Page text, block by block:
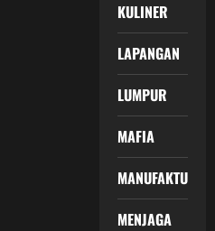
KULINER
LAPANGAN
LUMPUR
MAFIA
MANUFAKTUR
MENJAGA